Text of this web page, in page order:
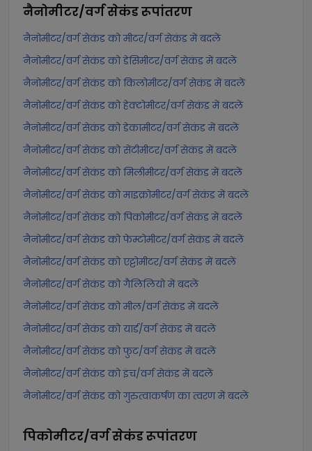
नैनोमीटर/वर्ग सेकंडरूपांतरण
नैनोमीटर/वर्ग सेकंड को मीटर/वर्ग सेकंड में बदलें
नैनोमीटर/वर्ग सेकंड को डेसिमीटर/वर्ग सेकंड में बदलें
नैनोमीटर/वर्ग सेकंड को किलोमीटर/वर्ग सेकंड में बदलें
नैनोमीटर/वर्ग सेकंड को हेक्टोमीटर/वर्ग सेकंड में बदलें
नैनोमीटर/वर्ग सेकंड को डेकामीटर/वर्ग सेकंड में बदलें
नैनोमीटर/वर्ग सेकंड को सेंटीमीटर/वर्ग सेकंड में बदलें
नैनोमीटर/वर्ग सेकंड को मिलीमीटर/वर्ग सेकंड में बदलें
नैनोमीटर/वर्ग सेकंड को माइक्रोमीटर/वर्ग सेकंड में बदलें
नैनोमीटर/वर्ग सेकंड को पिकोमीटर/वर्ग सेकंड में बदलें
नैनोमीटर/वर्ग सेकंड को फेम्टोमीटर/वर्ग सेकंड में बदलें
नैनोमीटर/वर्ग सेकंड को एट्टोमीटर/वर्ग सेकंड में बदलें
नैनोमीटर/वर्ग सेकंड को गैलिलियो में बदलें
नैनोमीटर/वर्ग सेकंड को मील/वर्ग सेकंड में बदलें
नैनोमीटर/वर्ग सेकंड को यार्ड/वर्ग सेकंड में बदलें
नैनोमीटर/वर्ग सेकंड को फुट/वर्ग सेकंड में बदलें
नैनोमीटर/वर्ग सेकंड को इंच/वर्ग सेकंड में बदलें
नैनोमीटर/वर्ग सेकंड को गुरुत्वाकर्षण का त्वरण में बदलें
पिकोमीटर/वर्ग सेकंडरूपांतरण